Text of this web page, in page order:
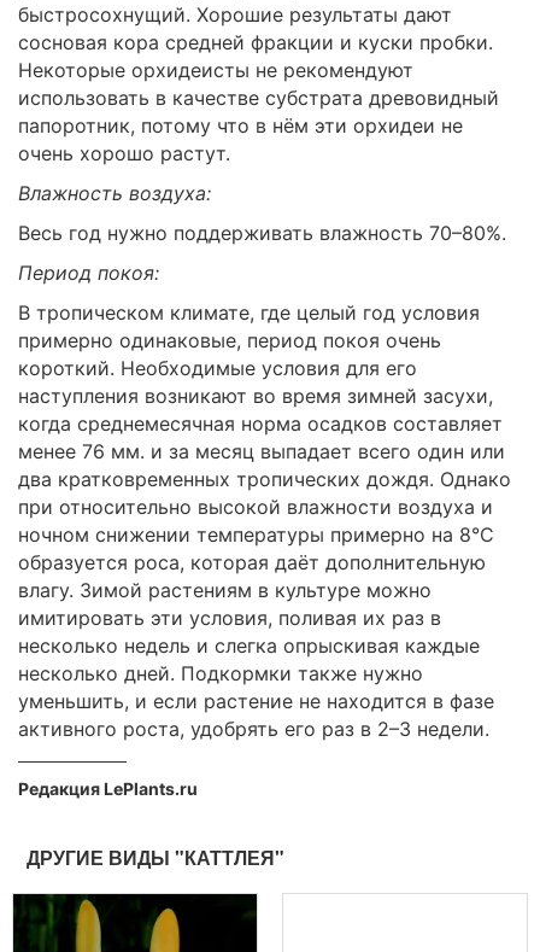
быстросохнущий. Хорошие результаты дают
сосновая кора средней фракции и куски пробки.
Некоторые орхидеисты не рекомендуют
использовать в качестве субстрата древовидный
папоротник, потому что в нём эти орхидеи не
очень хорошо растут.
Влажность воздуха:
Весь год нужно поддерживать влажность 70–80%.
Период покоя:
В тропическом климате, где целый год условия
примерно одинаковые, период покоя очень
короткий. Необходимые условия для его
наступления возникают во время зимней засухи,
когда среднемесячная норма осадков составляет
менее 76 мм. и за месяц выпадает всего один или
два кратковременных тропических дождя. Однако
при относительно высокой влажности воздуха и
ночном снижении температуры примерно на 8°C
образуется роса, которая даёт дополнительную
влагу. Зимой растениям в культуре можно
имитировать эти условия, поливая их раз в
несколько недель и слегка опрыскивая каждые
несколько дней. Подкормки также нужно
уменьшить, и если растение не находится в фазе
активного роста, удобрять его раз в 2–3 недели.
Редакция LePlants.ru
ДРУГИЕ ВИДЫ "КАТТЛЕЯ"